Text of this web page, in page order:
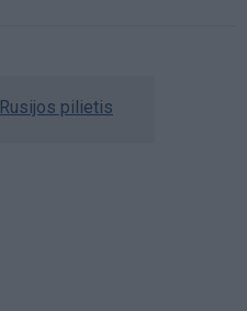
Rusijos pilietis